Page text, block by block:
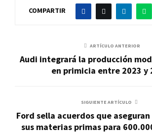
COMPARTIR
ARTÍCULO ANTERIOR
Audi integrará la producción
en primicia entre 2023 y
SIGUIENTE ARTÍCULO
Ford sella acuerdos que
sus materias primas para